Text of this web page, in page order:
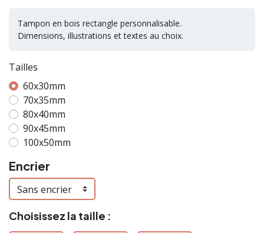
Tampon en bois rectangle personnalisable.
Dimensions, illustrations et textes au choix.
Tailles
60x30mm
70x35mm
80x40mm
90x45mm
100x50mm
Encrier
Choisissez la taille :